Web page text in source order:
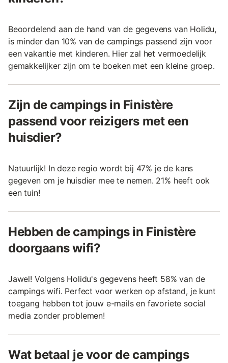
Beoordelend aan de hand van de gegevens van Holidu,
is minder dan 10% van de campings passend zijn voor
een vakantie met kinderen. Hier zal het vermoedelijk
gemakkelijker zijn om te boeken met een kleine groep.
Zijn de campings in Finistère
passend voor reizigers met een
huisdier?
Natuurlijk! In deze regio wordt bij 47% je de kans
gegeven om je huisdier mee te nemen. 21% heeft ook
een tuin!
Hebben de campings in Finistère
doorgaans wifi?
Jawel! Volgens Holidu's gegevens heeft 58% van de
campings wifi. Perfect voor werken op afstand, je kunt
toegang hebben tot jouw e-mails en favoriete social
media zonder problemen!
Wat betaal je voor de campings